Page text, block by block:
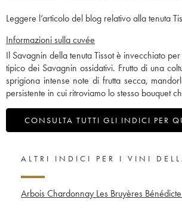
Leggere l’articolo del blog relativo alla tenuta
Informazioni sulla cuvée
Il Savagnin della tenuta Tissot è invecchiato
tipico dei Savagnin ossidativi. Frutto di una
sprigiona intense note di frutta secca,
persistente in cui ritroviamo lo stesso bouquet
CONSULTA TUTTI GLI INDICI PER
ALTRI INDICI PER I VINI
Arbois Chardonnay Les Bruyères